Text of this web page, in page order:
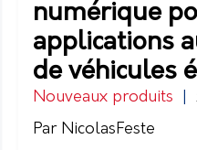
numérique
applications
de véhicules
Nouveaux produits
Par NicolasFeste